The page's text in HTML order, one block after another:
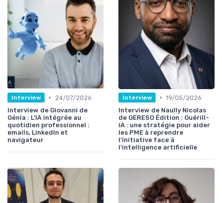
Interview •
24/07/2026
Interview de Giovanni de
Génia : L’IA intégrée au
quotidien professionnel :
emails, LinkedIn et
navigateur
Interview • 19/05/2026
Interview de Naully Nicolas
de GERESO Édition : Guérill-
iA : une stratégie pour aider
les PME à reprendre
l’initiative face à
l’intelligence artificielle